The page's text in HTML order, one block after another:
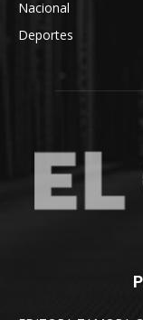
Nacional
Deportes